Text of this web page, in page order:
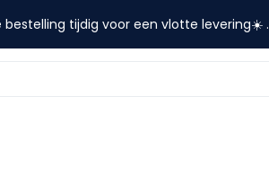
bestelling tijdig voor een vlotte levering☀️ .